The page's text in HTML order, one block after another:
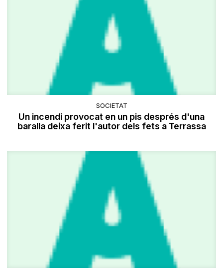
SOCIETAT
Un incendi provocat en un pis després d'una
baralla deixa ferit l'autor dels fets a Terrassa